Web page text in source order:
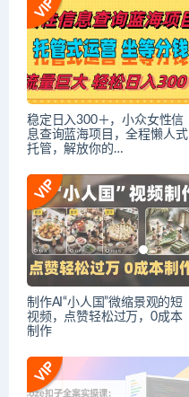
稳定日入300＋，小众女性信
息查询蓝海项目，全程懒人式
托管，解放你的…
制作AI“小人国”微缩景观的短
视频，点赞轻松过万，0成本
制作